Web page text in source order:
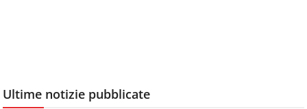
Ultime notizie pubblicate